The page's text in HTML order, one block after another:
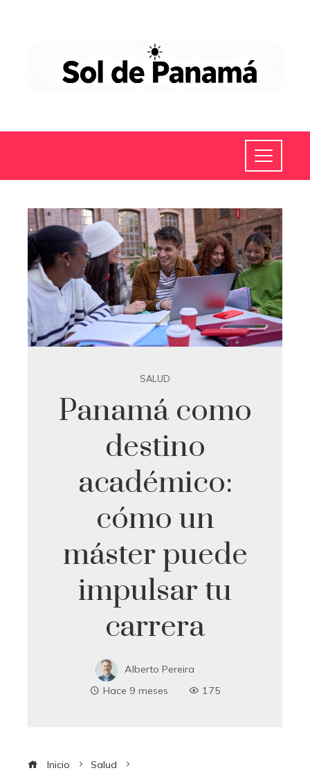
SALUD
Panamá como
destino
académico:
cómo un
máster puede
impulsar tu
carrera
Alberto Pereira
Hace 9 meses
175
Inicio
Salud